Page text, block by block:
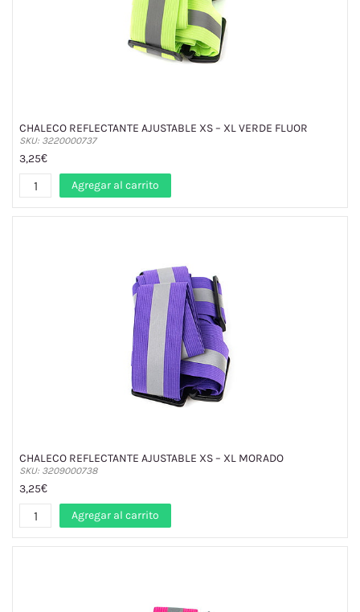
CHALECO REFLECTANTE AJUSTABLE XS – XL VERDE FLUOR
SKU: 3220000737
3,25€
Agregar al carrito
CHALECO REFLECTANTE AJUSTABLE XS – XL MORADO
SKU: 3209000738
3,25€
Agregar al carrito